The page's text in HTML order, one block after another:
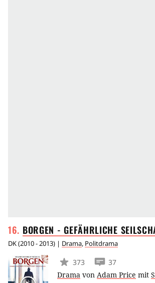
BORGEN - GEFÄHRLICHE
DK(2010 - 2013) | Drama, Politdrama
373
37
Drama von Adam Price mit